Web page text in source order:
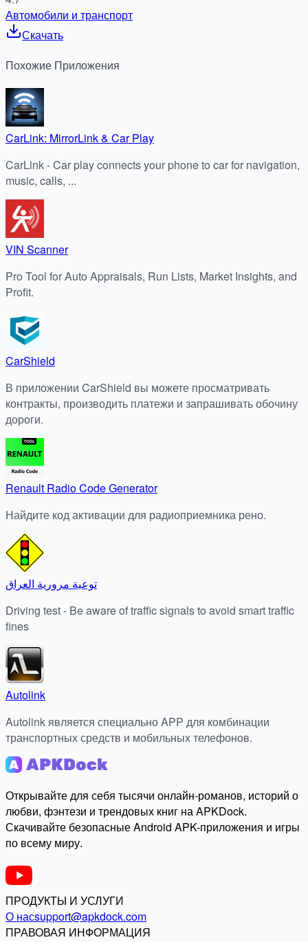
Автомобили и транспорт
Скачать
Похожие Приложения
CarLink: MirrorLink & Car Play
CarLink - Car play connects your phone to car for navigation,
music, calls, ...
VIN Scanner
Pro Tool for Auto Appraisals, Run Lists, Market Insights, and
Profit.
CarShield
В приложении CarShield вы можете просматривать
контракты, производить платежи и запрашивать обочину
дороги.
Renault Radio Code Generator
Найдите код активации для радиоприемника рено.
توعية مرورية العراق
Driving test - Be aware of traffic signals to avoid smart traffic
fines
Autolink
Autolink является специально APP для комбинации
транспортных средств и мобильных телефонов.
Открывайте для себя тысячи онлайн-романов, историй о
любви, фэнтези и трендовых книг на APKDock.
Скачивайте безопасные Android APK-приложения и игры
по всему миру.
ПРОДУКТЫ И УСЛУГИ
О насsupport@apkdock.com
ПРАВОВАЯ ИНФОРМАЦИЯ